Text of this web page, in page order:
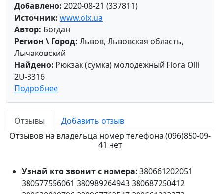
Добавлено: 2020-08-21 (337811)
Источник: www.olx.ua
Автор: Богдан
Регион \ Город: Львов, Львовская область,
Лычаковский
Найдено: Рюкзак (сумка) молодежный Flora Olli
2U-3316
Подробнее
Отзывы
Добавить отзыв
Отзывов на владельца номер телефона (096)850-09-
41 нет
Узнай кто звонит с номера: 380661202051
380577556061 380989264943380687250412